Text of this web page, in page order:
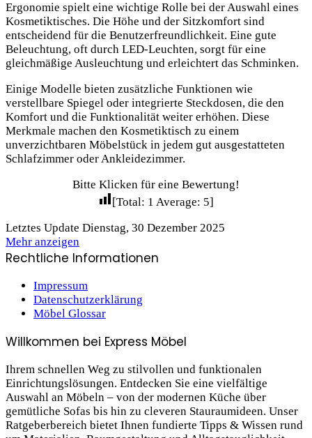
Ergonomie spielt eine wichtige Rolle bei der Auswahl eines
Kosmetiktisches. Die Höhe und der Sitzkomfort sind
entscheidend für die Benutzerfreundlichkeit. Eine gute
Beleuchtung, oft durch LED-Leuchten, sorgt für eine
gleichmäßige Ausleuchtung und erleichtert das Schminken.
Einige Modelle bieten zusätzliche Funktionen wie
verstellbare Spiegel oder integrierte Steckdosen, die den
Komfort und die Funktionalität weiter erhöhen. Diese
Merkmale machen den Kosmetiktisch zu einem
unverzichtbaren Möbelstück in jedem gut ausgestatteten
Schlafzimmer oder Ankleidezimmer.
Bitte Klicken für eine Bewertung!
[Total: 1 Average: 5]
Letztes Update Dienstag, 30 Dezember 2025
Mehr anzeigen
Rechtliche Informationen
Impressum
Datenschutzerklärung
Möbel Glossar
Willkommen bei Express Möbel
Ihrem schnellen Weg zu stilvollen und funktionalen
Einrichtungslösungen. Entdecken Sie eine vielfältige
Auswahl an Möbeln – von der modernen Küche über
gemütliche Sofas bis hin zu cleveren Stauraum­ideen. Unser
Ratgeberbereich bietet Ihnen fundierte Tipps & Wissen rund